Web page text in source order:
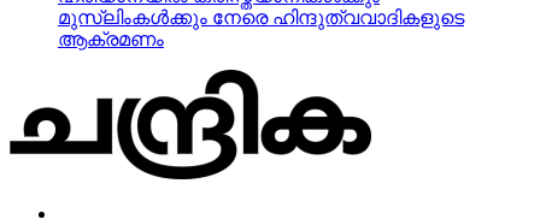
മുസ്‌ലിംകള്‍ക്കും നേരെ ഹിന്ദുത്വവാദികളുടെ
ആക്രമണം